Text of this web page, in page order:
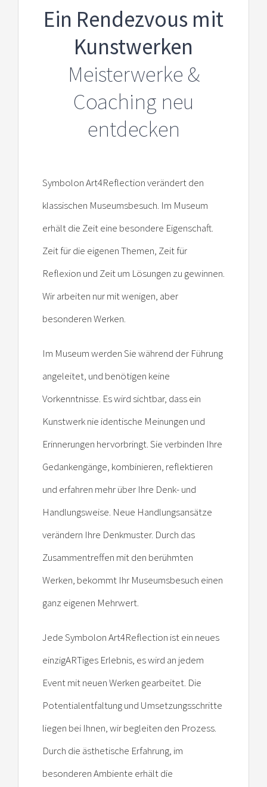
Ein Rendezvous mit
Kunstwerken
Meisterwerke &
Coaching neu
entdecken
Symbolon Art4Reflection verändert den
klassischen Museumsbesuch. Im Museum
erhält die Zeit eine besondere Eigenschaft.
Zeit für die eigenen Themen, Zeit für
Reflexion und Zeit um Lösungen zu gewinnen.
Wir arbeiten nur mit wenigen, aber
besonderen Werken.
Im Museum werden Sie während der Führung
angeleitet, und benötigen keine
Vorkenntnisse. Es wird sichtbar, dass ein
Kunstwerk nie identische Meinungen und
Erinnerungen hervorbringt. Sie verbinden Ihre
Gedankengänge, kombinieren, reflektieren
und erfahren mehr über Ihre Denk- und
Handlungsweise. Neue Handlungsansätze
verändern Ihre Denkmuster. Durch das
Zusammentreffen mit den berühmten
Werken, bekommt Ihr Museumsbesuch einen
ganz eigenen Mehrwert.
Jede Symbolon Art4Reflection ist ein neues
einzigARTiges Erlebnis, es wird an jedem
Event mit neuen Werken gearbeitet. Die
Potentialentfaltung und Umsetzungsschritte
liegen bei Ihnen, wir begleiten den Prozess.
Durch die ästhetische Erfahrung, im
besonderen Ambiente erhält die